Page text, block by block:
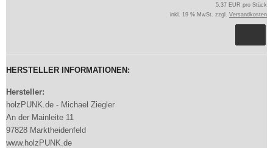
5,37 EUR pro Stück
inkl. 19 % MwSt. zzgl. Versandkosten
HERSTELLER INFORMATIONEN:
Hersteller:
holzPUNK.de - Michael Ziegler
An der Mainleite 11
97828 Marktheidenfeld
www.holzPUNK.de